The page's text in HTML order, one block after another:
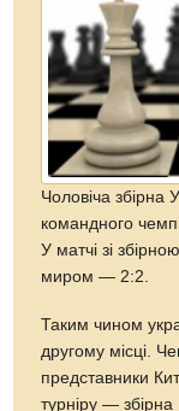
Чоловіча збірна
командного
У матчі зі
миром — 2:2.
Таким чином
другому місці.
представники
турніру — збірна